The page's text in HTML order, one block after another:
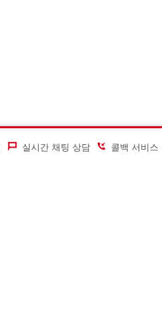
실시간 채팅 상담 콜백 서비스